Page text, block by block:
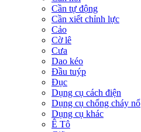
Cần tự động
Cần xiết chỉnh lực
Cảo
Cờ lê
Cưa
Dao kéo
Đầu tuýp
Đục
Dụng cụ cách điện
Dụng cụ chống cháy nổ
Dụng cụ khác
Ê Tô